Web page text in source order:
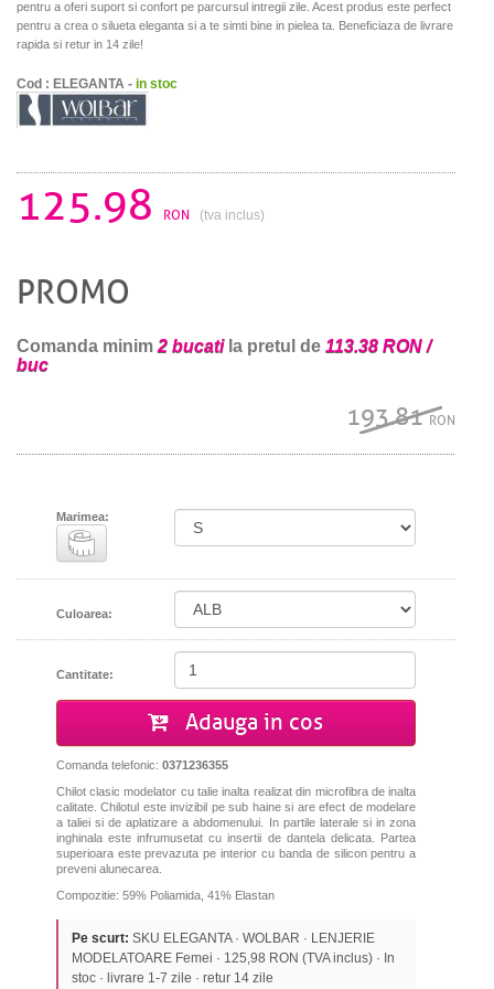
pentru a oferi suport si confort pe parcursul intregii zile. Acest produs este perfect
pentru a crea o silueta eleganta si a te simti bine in pielea ta. Beneficiaza de livrare
rapida si retur in 14 zile!
Cod : ELEGANTA - in stoc
125.98 RON (tva inclus)
PROMO
Comanda minim 2 bucatila pretul de 113.38 RON /
buc
193.81RON
Marimea:
Culoarea:
Cantitate:
Adauga in cos
Comanda telefonic: 0371236355
Chilot clasic modelator cu talie inalta realizatdin microfibra de inalta
calitate. Chilotul este invizibil pe sub haine si are efect de modelare
a taliei si de aplatizare a abdomenului. In partile laterale si in zona
inghinala este infrumusetat cu insertii de dantela delicata. Partea
superioara este prevazuta pe interior cu banda de silicon pentru a
preveni alunecarea.
Compozitie: 59% Poliamida, 41% Elastan
Pe scurt: SKU ELEGANTA · WOLBAR · LENJERIE
MODELATOARE Femei · 125,98 RON (TVA inclus) · In
stoc · livrare 1-7 zile · retur 14 zile